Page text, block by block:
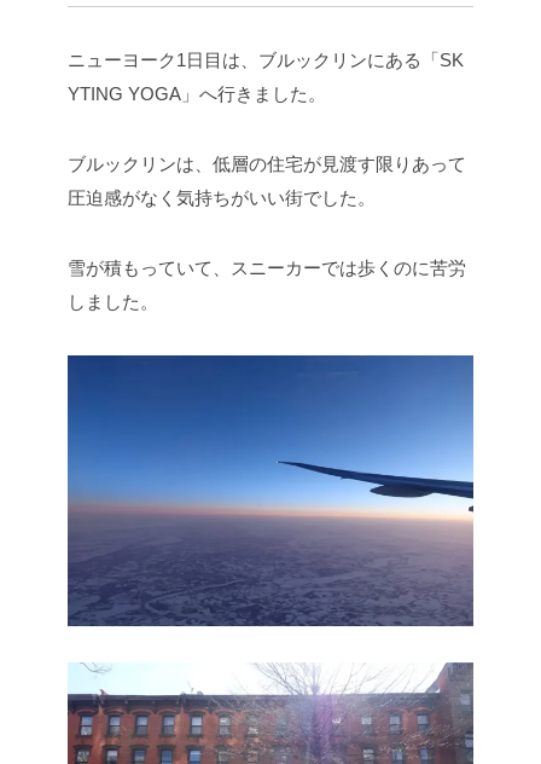
ニューヨーク1日目は、ブルックリンにある「SK
YTING YOGA」へ行きました。
ブルックリンは、低層の住宅が見渡す限りあって
圧迫感がなく気持ちがいい街でした。
雪が積もっていて、スニーカーでは歩くのに苦労
しました。